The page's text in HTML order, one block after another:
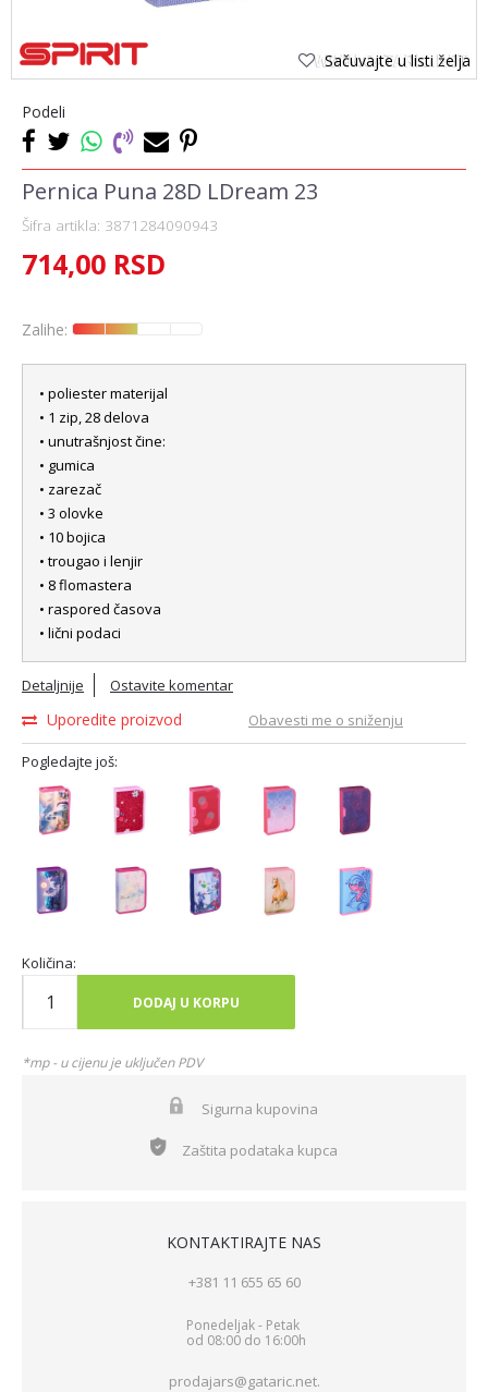
Sačuvajte u listi želja
Podeli
Pernica Puna 28D LDream 23
Šifra artikla: 3871284090943
714,00 RSD
Zalihe:
• poliester materijal
• 1 zip, 28 delova
• unutrašnjost čine:
• gumica
• zarezač
• 3 olovke
• 10 bojica
• trougao i lenjir
• 8 flomastera
• raspored časova
• lični podaci
Detaljnije Ostavite komentar
Uporedite proizvod Obavesti me o sniženju
Pogledajte još:
Količina:
DODAJ U KORPU
*mp - u cijenu je uključen PDV
Sigurna kupovina
Zaštita podataka kupca
KONTAKTIRAJTE NAS
+381 11 655 65 60
Ponedeljak - Petak
od 08:00 do 16:00h
prodajars@gataric.net.